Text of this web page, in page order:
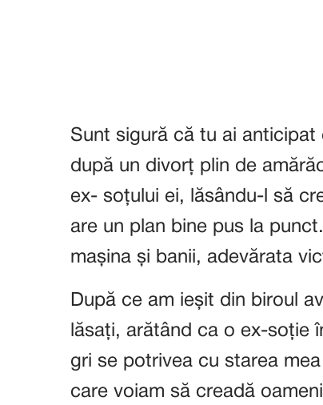
Sunt sigură că tu ai
după un divorț plin de
ex- soțului ei, lăsându-l să
are un plan bine pus la
mașina și banii, adevărata
După ce am ieșit din biroul
lăsați, arătând ca o ex-soție
gri se potrivea cu starea
care voiam să creadă